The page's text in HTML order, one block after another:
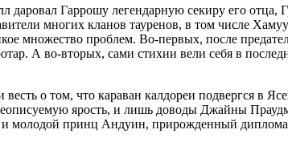
Гаррошу легендарную секиру его
многих кланов тауренов, в том числе
множество проблем. Во-первых, после
А во-вторых, сами стихии вели себя в
о том, что караван калдореи подвергся в
ярость, и лишь доводы Джайны
и молодой принц Андуин, прирожденный